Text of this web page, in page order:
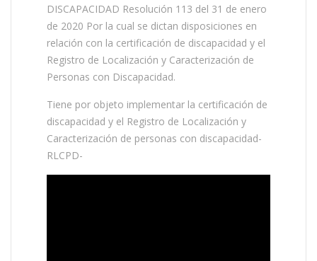
DISCAPACIDAD Resolución 113 del 31 de enero
de 2020 Por la cual se dictan disposiciones en
relación con la certificación de discapacidad y el
Registro de Localización y Caracterización de
Personas con Discapacidad.
Tiene por objeto implementar la certificación de
discapacidad y el Registro de Localización y
Caracterización de personas con discapacidad-
RLCPD-